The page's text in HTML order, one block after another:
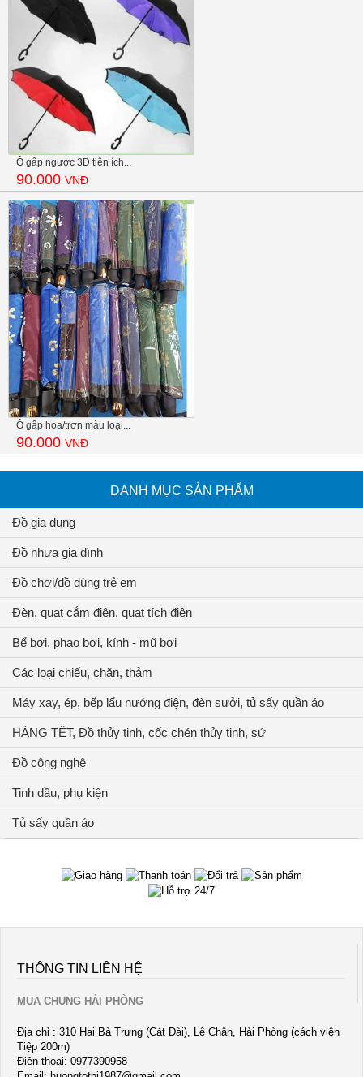
Ô gấp ngược 3D tiện ích...
90.000 VNĐ
Ô gấp hoa/trơn màu loại...
90.000 VNĐ
DANH MỤC SẢN PHẨM
Đồ gia dụng
Đồ nhựa gia đình
Đồ chơi/đồ dùng trẻ em
Đèn, quạt cắm điện, quạt tích điện
Bể bơi, phao bơi, kính - mũ bơi
Các loại chiếu, chăn, thảm
Máy xay, ép, bếp lẩu nướng điện, đèn sưởi, tủ sấy quần áo
HÀNG TẾT, Đồ thủy tinh, cốc chén thủy tinh, sứ
Đồ công nghệ
Tinh dầu, phụ kiện
Tủ sấy quần áo
THÔNG TIN LIÊN HỆ
MUA CHUNG HẢI PHÒNG
Địa chỉ : 310 Hai Bà Trưng (Cát Dài), Lê Chân, Hải Phòng (cách viện
Tiệp 200m)
Điện thoại: 0977390958